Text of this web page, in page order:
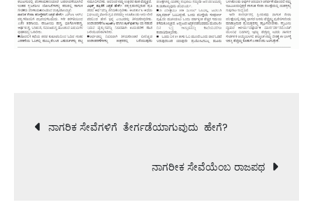
Post
navigation
ನಾಗರಿಕ ಸೇವೆಗಳಿಗೆ ತೇರ್ಗಡೆಯಾಗುವುದು ಹೇಗೆ?
ನಾಗರೀಕ ಸೇವೆಯೆಂಬ ರಾಜಪಥ